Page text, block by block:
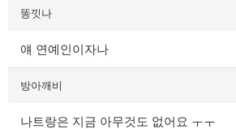
똥낏나
얘 연예인이자나
방아깨비
나트랑은 지금 아무것도 없어요 ㅜㅜ